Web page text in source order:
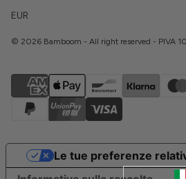
EUR
© 2026 Bamboom - All right reserved - PIVA
Le tue preferenze